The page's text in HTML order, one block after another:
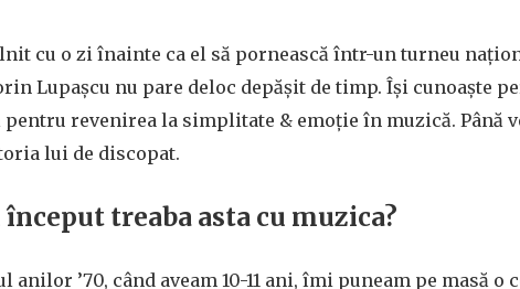
cu o zi înainte ca el să pornească într-un turneu
Lupașcu nu pare deloc depășit de timp. Își cunoaște
pentru revenirea la simplitate & emoție în muzică. Până
lui de discopat.
treaba asta cu muzica?
anilor ’70, când aveam 10-11 ani, îmi puneam pe masă o